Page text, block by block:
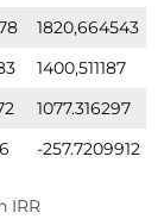
1820,664543
1400,511187
1077.316297
-257.7209912
IRR